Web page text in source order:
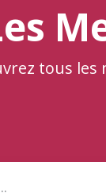
tous les